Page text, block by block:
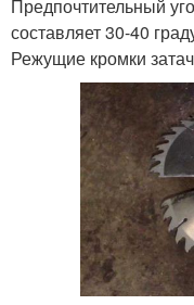
Предпочтительный
составляет 30-40
Режущие кромки